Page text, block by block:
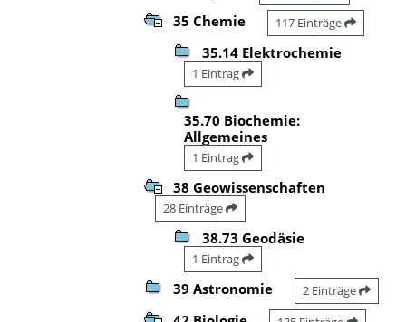
35 Chemie 117 Einträge
35.14 Elektrochemie
1 Eintrag
35.70 Biochemie:
Allgemeines
1 Eintrag
38 Geowissenschaften
28 Einträge
38.73 Geodäsie
1 Eintrag
39 Astronomie 2 Einträge